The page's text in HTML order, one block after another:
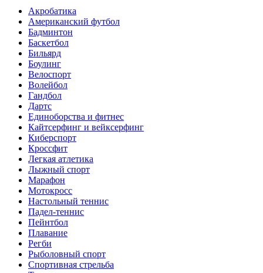
Акробатика
Американский футбол
Бадминтон
Баскетбол
Бильярд
Боулинг
Велоспорт
Волейбол
Гандбол
Дартс
Единоборства и фитнес
Кайтсерфинг и вейксерфинг
Киберспорт
Кроссфит
Легкая атлетика
Лыжный спорт
Марафон
Мотокросс
Настольный теннис
Падел-теннис
Пейнтбол
Плавание
Регби
Рыболовный спорт
Спортивная стрельба